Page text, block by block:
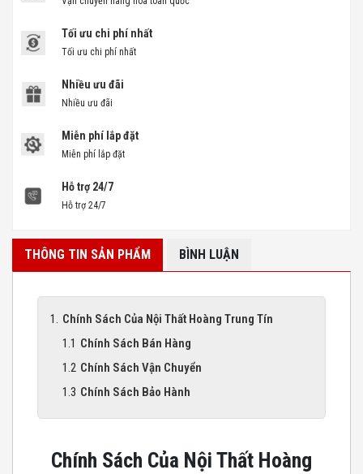
Tối ưu chi phí nhất
Tối ưu chi phí nhất
Nhiều ưu đãi
Nhiều ưu đãi
Miễn phí lắp đặt
Miễn phí lắp đặt
Hỗ trợ 24/7
Hỗ trợ 24/7
THÔNG TIN SẢN PHẨM BÌNH LUẬN
Chính Sách Của Nội Thất Hoàng Trung Tín
Chính Sách Bán Hàng
Chính Sách Vận Chuyển
Chính Sách Bảo Hành
Chính Sách Của Nội Thất Hoàng